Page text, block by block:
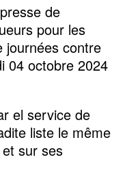
de
pour les
journées contre
04 octobre 2024
el service de
liste le même
sur ses